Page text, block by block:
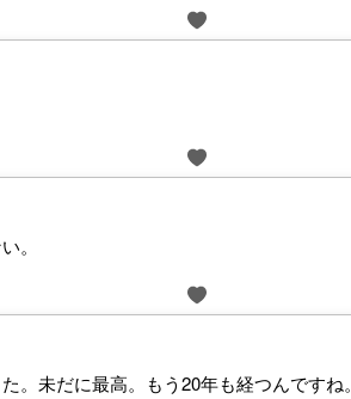
。
未だに最高。もう20年も経つんですね。